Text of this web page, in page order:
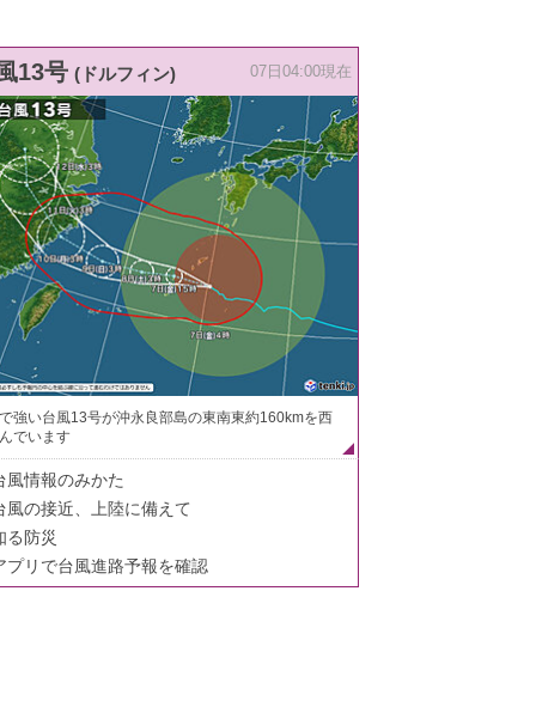
13号 (ドルフィン) 07日04:00現在
強い台風13号が沖永良部島の東南東約160kmを西
でいます
風情報のみかた
風の接近、上陸に備えて
る防災
プリで台風進路予報を確認